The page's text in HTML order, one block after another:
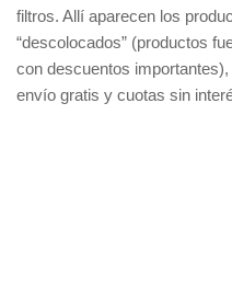
filtros. Allí aparecen los
“descolocados” (productos
con descuentos
envío gratis y cuotas sin